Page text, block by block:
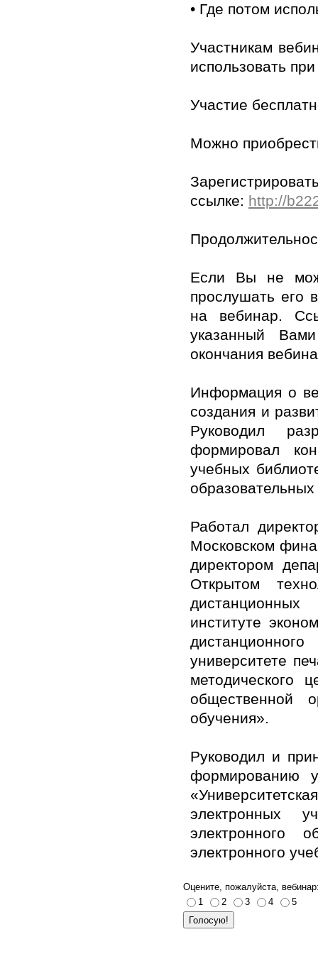
• Где потом
Участникам
использовать
Участие
Можно
ссылке: http://
Если Вы не
прослушать его
на вебинар.
указанный
окончания
Информация о
создания и
Руководил
формировал
учебных
Работал
Московском
директором
Открытом
дистанционных
институте
университете
методического
общественной
обучения».
Руководил и
формированию
электронных
электронного
Оцените, пожалуйста,
1
2 3 4 5